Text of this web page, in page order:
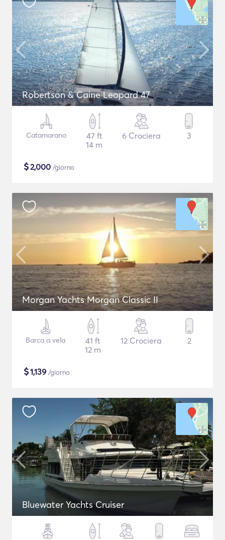
Robertson & Caine Leopard 47
Catamarano
47 ft
14 m
6 Crociera 3
$2,000 /giorno
Morgan Yachts Morgan Classic II
Barca a vela
41 ft
12 m
12 Crociera 2
$1,139 /giorno
Bluewater Yachts Cruiser